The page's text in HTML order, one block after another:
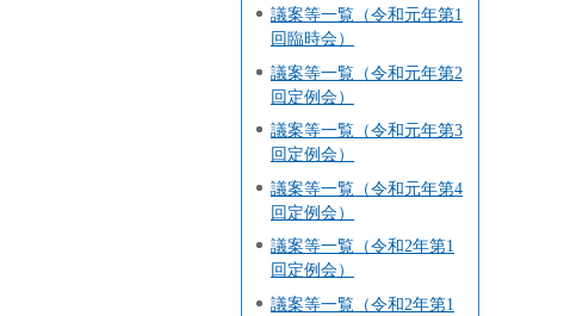
議案等一覧（令和元年第1
回臨時会）
議案等一覧（令和元年第2
回定例会）
議案等一覧（令和元年第3
回定例会）
議案等一覧（令和元年第4
回定例会）
議案等一覧（令和2年第1
回定例会）
議案等一覧（令和2年第1